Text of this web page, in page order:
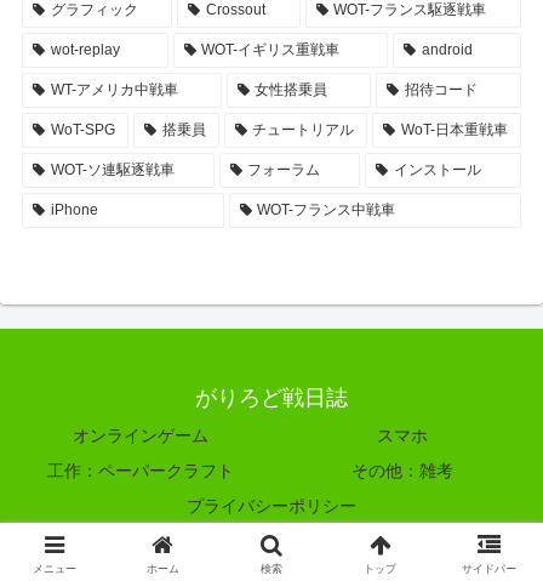
グラフィック Crossout WOT-フランス駆逐戦車
wot-replay WOT-イギリス重戦車 android
WT-アメリカ中戦車 女性搭乗員 招待コード
WoT-SPG 搭乗員 チュートリアル WoT-日本重戦車
WOT-ソ連駆逐戦車 フォーラム インストール
iPhone WOT-フランス中戦車
がりろど戦日誌
オンラインゲーム
スマホ
工作：ペーパークラフト
その他：雑考
プライバシーポリシー
© 2011-2026 がりろど戦日誌.
メニュー ホーム 検索 トップ サイドバー